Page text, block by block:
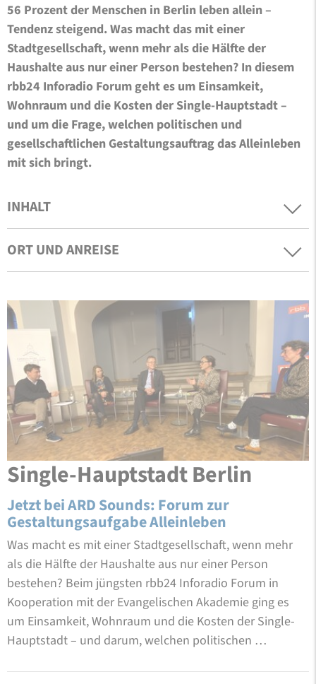
56 Prozent der Menschen in Berlin leben allein –
Tendenz steigend. Was macht das mit einer
Stadtgesellschaft, wenn mehr als die Hälfte der
Haushalte aus nur einer Person bestehen? In diesem
rbb24 Inforadio Forum geht es um Einsamkeit,
Wohnraum und die Kosten der Single-Hauptstadt –
und um die Frage, welchen politischen und
gesellschaftlichen Gestaltungsauftrag das Alleinleben
mit sich bringt.
INHALT
ORT UND ANREISE
Single-Hauptstadt Berlin
Jetzt bei ARD Sounds: Forum zur
Gestaltungsaufgabe Alleinleben
Was macht es mit einer Stadtgesellschaft, wenn mehr
als die Hälfte der Haushalte aus nur einer Person
bestehen? Beim jüngsten rbb24 Inforadio Forum in
Kooperation mit der Evangelischen Akademie ging es
um Einsamkeit, Wohnraum und die Kosten der Single-
Hauptstadt – und darum, welchen politischen …